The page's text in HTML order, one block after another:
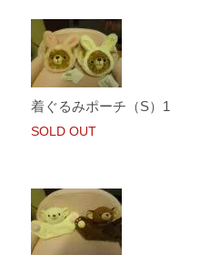
着ぐるみポーチ（S）1
SOLD OUT